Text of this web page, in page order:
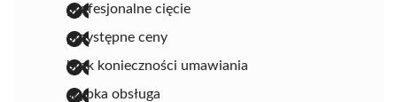
profesjonalne cięcie
przystępne ceny
brak konieczności umawiania
szybka obsługa